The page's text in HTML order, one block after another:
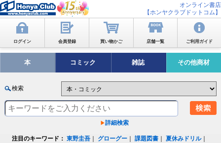
オンライン書店
【ホンヤクラブドットコム】
ログイン 会員登録 買い物かご 店舗一覧 ご利用ガイド
本 コミック 雑誌 その他商材
検索
詳細検索
注目のキーワード： 東野圭吾 グローグー ｜課題図書 ｜夏休みドリル｜